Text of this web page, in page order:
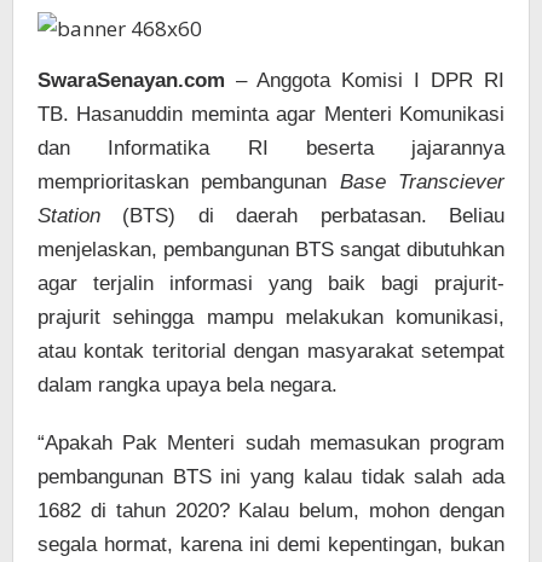
SwaraSenayan.com – Anggota Komisi I DPR RI
TB. Hasanuddin meminta agar Menteri Komunikasi
dan Informatika RI beserta jajarannya
memprioritaskan pembangunan Base Transciever
Station (BTS) di daerah perbatasan. Beliau
menjelaskan, pembangunan BTS sangat dibutuhkan
agar terjalin informasi yang baik bagi prajurit-
prajurit sehingga mampu melakukan komunikasi,
atau kontak teritorial dengan masyarakat setempat
dalam rangka upaya bela negara.
“Apakah Pak Menteri sudah memasukan program
pembangunan BTS ini yang kalau tidak salah ada
1682 di tahun 2020? Kalau belum, mohon dengan
segala hormat, karena ini demi kepentingan, bukan